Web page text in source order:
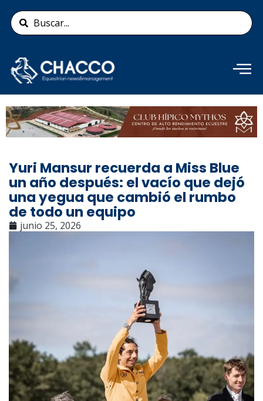
contenido
Search
...
Añade aquí tu texto de
cabecera
Yuri Mansur recuerda a Miss Blue
un año después: el vacío que dejó
una yegua que cambió el rumbo
de todo un equipo
junio 25, 2026